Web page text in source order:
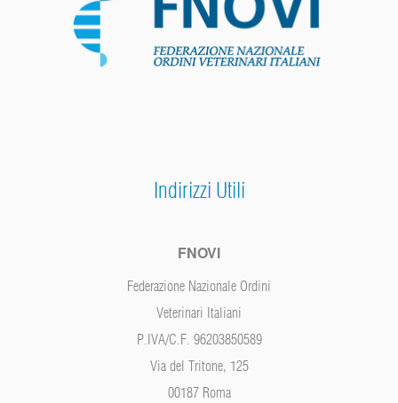
Indirizzi Utili
FNOVI
Federazione Nazionale Ordini
Veterinari Italiani
P.IVA/C.F. 96203850589
Via del Tritone, 125
00187 Roma